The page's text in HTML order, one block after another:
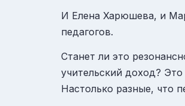
И Елена Харюшева, и
педагогов.
Станет ли это
учительский доход?
Настолько разные, что